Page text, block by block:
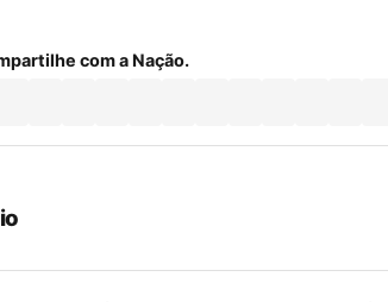
com a Nação.